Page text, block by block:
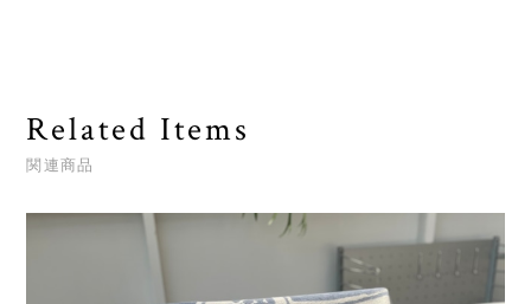
Related Items
関連商品